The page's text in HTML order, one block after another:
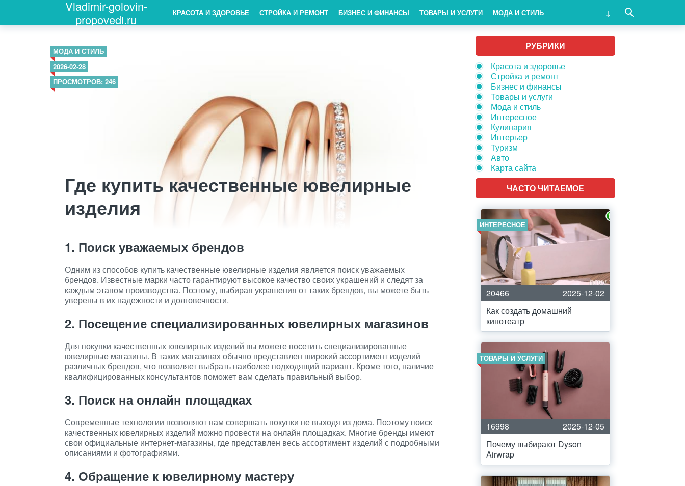
Vladimir-golovin-
propovedi.ru
КРАСОТА И ЗДОРОВЬЕ СТРОЙКА И РЕМОНТ БИЗНЕС И ФИНАНСЫ ТОВАРЫ И УСЛУГИ МОДА И СТИЛЬ
МОДА И СТИЛЬ
2026-02-28
ПРОСМОТРОВ: 246
Где купить качественные ювелирные
изделия
1. Поиск уважаемых брендов
Одним из способов купить качественные ювелирные изделия является поиск уважаемых
брендов. Известные марки часто гарантируют высокое качество своих украшений и следят за
каждым этапом производства. Поэтому, выбирая украшения от таких брендов, вы можете быть
уверены в их надежности и долговечности.
2. Посещение специализированных ювелирных магазинов
Для покупки качественных ювелирных изделий вы можете посетить специализированные
ювелирные магазины. В таких магазинах обычно представлен широкий ассортимент изделий
различных брендов, что позволяет выбрать наиболее подходящий вариант. Кроме того, наличие
квалифицированных консультантов поможет вам сделать правильный выбор.
3. Поиск на онлайн площадках
Современные технологии позволяют нам совершать покупки не выходя из дома. Поэтому поиск
качественных ювелирных изделий можно провести на онлайн площадках. Многие бренды имеют
свои официальные интернет-магазины, где представлен весь ассортимент изделий с подробными
описаниями и фотографиями.
4. Обращение к ювелирному мастеру
РУБРИКИ
Красота и здоровье
Стройка и ремонт
Бизнес и финансы
Товары и услуги
Мода и стиль
Интересное
Кулинария
Интерьер
Туризм
Авто
Карта сайта
ЧАСТО ЧИТАЕМОЕ
ИНТЕРЕСНОЕ
20466
2025-12-02
Как создать домашний
кинотеатр
ТОВАРЫ И УСЛУГИ
16998
2025-12-05
Почему выбирают Dyson
Airwrap